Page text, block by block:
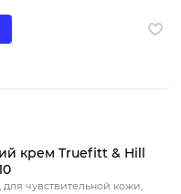
крем Truefitt & Hill
для чувствительной кожи,